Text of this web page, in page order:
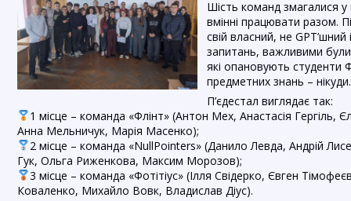
Шість команд змагалися у
вмінні працювати разом.
свій власний, не
запитань, важливими
які опановують студенти
предметних знань – нікуди.
П’єдестал виглядає так:
1 місце – команда «Флінт» (Антон Мех, Анастасія Гергіль,
Анна Мельничук, Марія Масенко);
2 місце – команда «NullPointers» (Данило Левда, Андрій
Гук, Ольга Риженкова, Максим Морозов);
3 місце – команда «Фотітіус» (Ілля Свідерко, Євген
Коваленко, Михайло Вовк, Владислав Діус).